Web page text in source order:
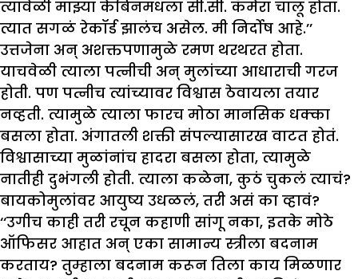
त्यावेळी माझ्या केबिनमधला सी.सी. कॅमेरा चालू होता.
त्यात सगळं रेकॉर्ड झालंच असेल. मी निर्दोष आहे.’’
उत्तजेना अन् अशक्तपणामुळे रमण थरथरत होता.
याचवेळी त्याला पत्नीची अन् मुलांच्या आधाराची गरज
होती. पण पत्नीच त्यांच्यावर विश्वास ठेवायला तयार
नव्हती. त्यामुळे त्याला फारच मोठा मानसिक धक्का
बसला होता. अंगातली शक्ती संपल्यासारख वाटत होतं.
विश्वासाच्या मुळांनांच हादरा बसला होता, त्यामुळे
नातीही दुभंगली होती. त्याला कळेना, कुठं चुकलं त्याचं?
बायकोमुलांवर आयुष्य उधळलं, तरी असं का व्हावं?
‘‘उगीच काही तरी रचून कहाणी सांगू नका, इतके मोठे
ऑफिसर आहात अन् एका सामान्य स्त्रीला बदनाम
करताय? तुम्हाला बदनाम करून तिला काय मिळणार